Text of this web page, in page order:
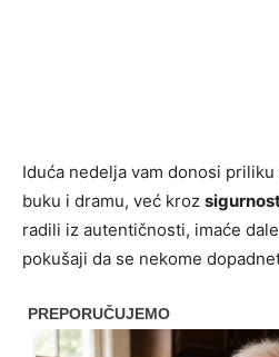
Iduća nedelja vam donosi
buku i dramu, već kroz
radili iz autentičnosti, imaće
pokušaji da se nekome